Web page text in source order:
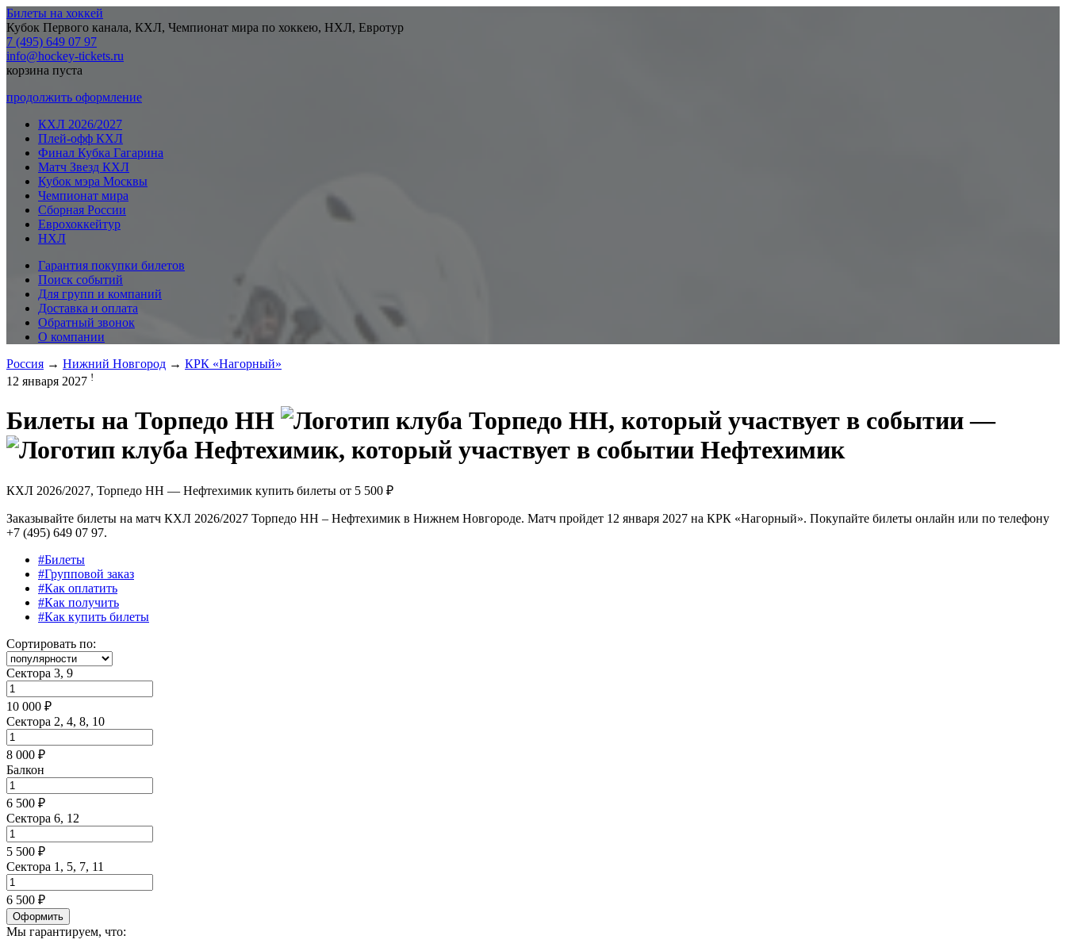
Билеты на хоккей
Кубок Первого канала, КХЛ, Чемпионат мира по хоккею, НХЛ, Евротур
7 (495) 649 07 97
info@hockey-tickets.ru
корзина пуста
продолжить оформление
КХЛ 2026/2027
Плей-офф КХЛ
Финал Кубка Гагарина
Матч Звезд КХЛ
Кубок мэра Москвы
Чемпионат мира
Сборная России
Еврохоккейтур
НХЛ
Гарантия покупки билетов
Поиск событий
Для групп и компаний
Доставка и оплата
Обратный звонок
О компании
Россия → Нижний Новгород → КРК «Нагорный»
12 января 2027 !
Билеты на Торпедо НН
—
Нефтехимик
КХЛ 2026/2027, Торпедо НН — Нефтехимик купить билеты от 5 500 ₽
Заказывайте билеты на матч КХЛ 2026/2027 Торпедо НН – Нефтехимик в Нижнем Новгороде. Матч пройдет 12 января 2027 на КРК «Нагорный». Покупайте билеты онлайн или по телефону
+7 (495) 649 07 97.
#Билеты
#Групповой заказ
#Как оплатить
#Как получить
#Как купить билеты
Сортировать по:
Сектора 3, 9
10 000 ₽
Сектора 2, 4, 8, 10
8 000 ₽
Балкон
6 500 ₽
Сектора 6, 12
5 500 ₽
Сектора 1, 5, 7, 11
6 500 ₽
Оформить
Мы гарантируем, что: